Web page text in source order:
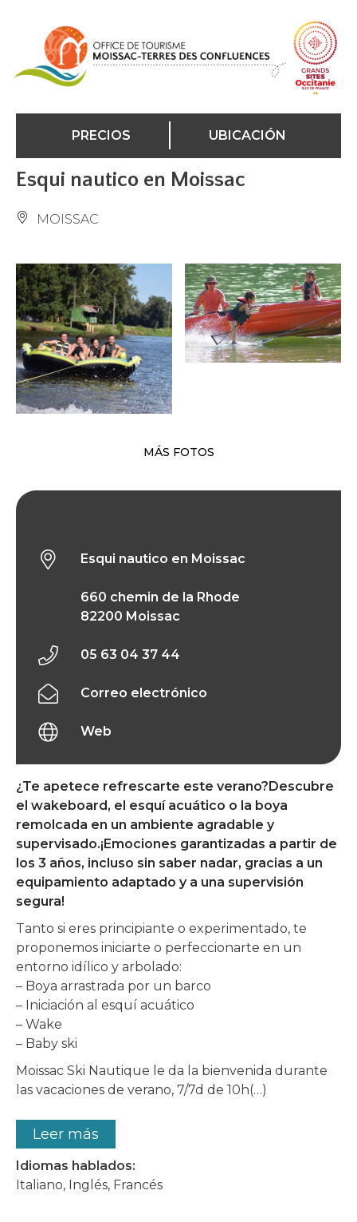
PRECIOS UBICACIÓN
Esqui nautico en Moissac
MOISSAC
MÁS FOTOS
¿Te apetece refrescarte este verano?Descubre
el wakeboard, el esquí acuático o la boya
remolcada en un ambiente agradable y
supervisado.¡Emociones garantizadas a partir de
los 3 años, incluso sin saber nadar, gracias a un
equipamiento adaptado y a una supervisión
segura!
Tanto si eres principiante o experimentado, te
proponemos iniciarte o perfeccionarte en un
entorno idílico y arbolado:
– Boya arrastrada por un barco
– Iniciación al esquí acuático
– Wake
– Baby ski
Moissac Ski Nautique le da la bienvenida durante
las vacaciones de verano, 7/7d de 10h(…)
Leer más
Idiomas hablados:
Italiano, Inglés, Francés
Esqui nautico en Moissac
660 chemin de la Rhode
82200 Moissac
05 63 04 37 44
Correo electrónico
Web